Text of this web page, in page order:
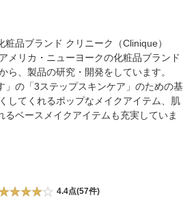
粧品ブランド クリニーク（Clinique）
メリカ・ニューヨークの化粧品ブランド
ら、製品の研究・開発をしています。
」の「3ステップスキンケア」のための基
してくれるポップなメイクアイテム、肌
るベースメイクアイテムも充実していま
4.4点(57件)